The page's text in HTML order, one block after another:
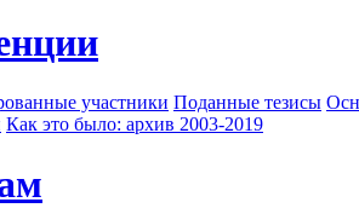
участники Поданные тезисы
Как это было: архив 2003-2019